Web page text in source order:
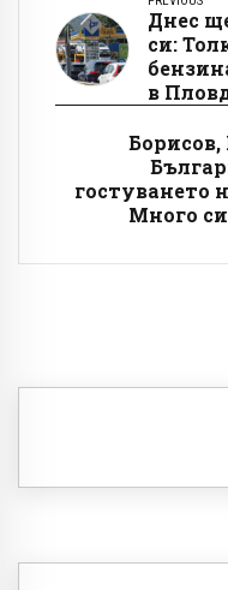
Днес
си:
в
Борисов,
гостуването
Много